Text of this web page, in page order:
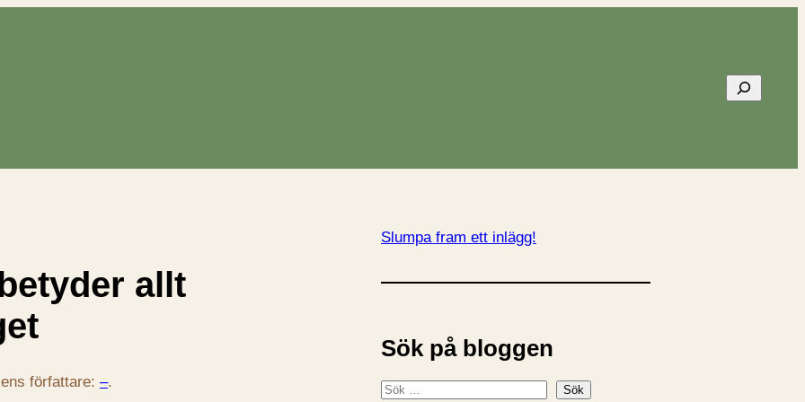
Sök
allt
författare: –.
Slumpa fram ett inlägg!
Sök på bloggen
S
Sök